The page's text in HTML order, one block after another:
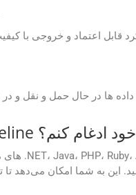
آیا می‌توانم GroupDocs.Conversion Cloud را برای تبدیل خودکار اسناد در CI/CD pipeline خود ادغام کنم؟